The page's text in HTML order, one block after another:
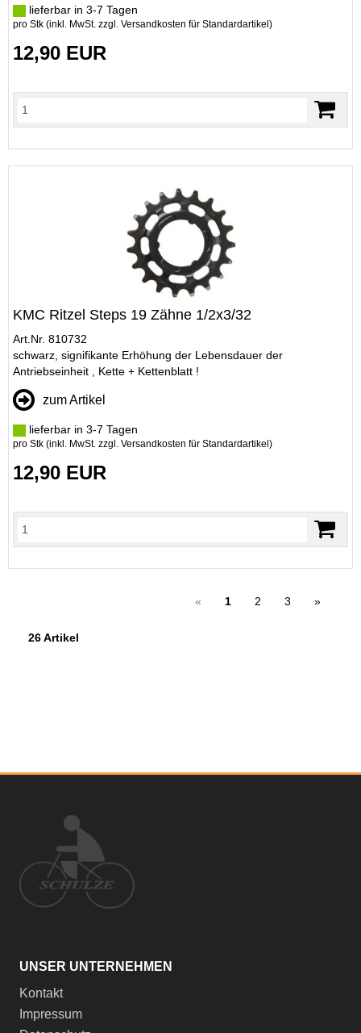
lieferbar in 3-7 Tagen
pro Stk (inkl. MwSt. zzgl. Versandkosten für Standardartikel )
12,90 EUR
KMC Ritzel Steps 19 Zähne 1/2x3/32
Art.Nr. 810732
schwarz, signifikante Erhöhung der Lebensdauer der
Antriebseinheit , Kette + Kettenblatt !
zum Artikel
lieferbar in 3-7 Tagen
pro Stk (inkl. MwSt. zzgl. Versandkosten für Standardartikel )
12,90 EUR
« 1 2 3 »
26 Artikel
UNSER UNTERNEHMEN
Kontakt
Impressum